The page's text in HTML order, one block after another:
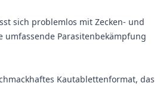
sich problemlos mit Zecken- und
Parasitenbekämpfung
Kautablettenformat, das